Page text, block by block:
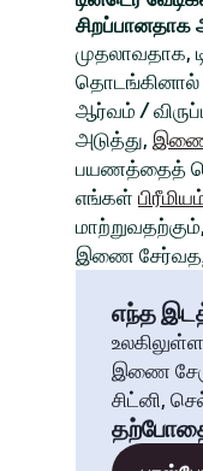
முதலாவதாக,
தொடங்கினால்
ஆர்வம் /
அடுத்து, இணை
பயணத்தைத்
எங்கள்
இணை
எந்த
இணை
சிட்னி,